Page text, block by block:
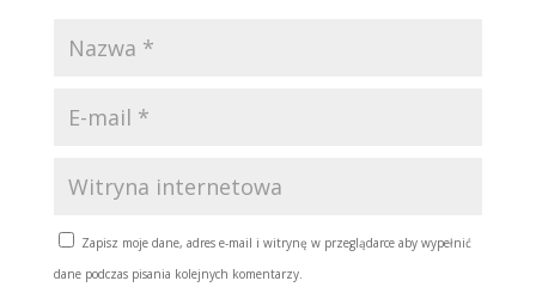
Zapisz moje dane, adres e-mail i witrynę w przeglądarce aby wypełnić
dane podczas pisania kolejnych komentarzy.